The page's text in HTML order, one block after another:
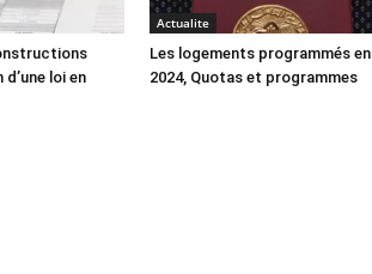
loi en
Actualite
Les logements programmés en
2024, Quotas et programmes